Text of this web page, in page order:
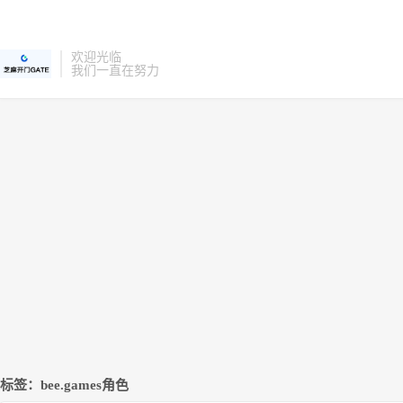
欢迎光临
我们一直在努力
标签：bee.games角色